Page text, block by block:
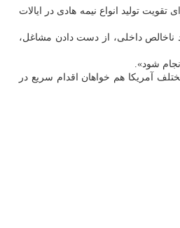
متحده در ۴ فوریه لایحه ای را با هدف افزایش رقابت آمریکا با چین در عرصه تولید تراشه با اختصاص ۵۲ میلیارد دلار برای تقویت تولید انواع نیمه هادی در ایالات
ناخالص داخلی، از دست دادن مشاغل،
شود».
کرده و باردیگر برای عبور سریع از بحران فعلی تلاش کند. ماه گذشته، ۲۲ فرماندار ایالت های مختلف آمریکا هم خواهان اقدام سریع در